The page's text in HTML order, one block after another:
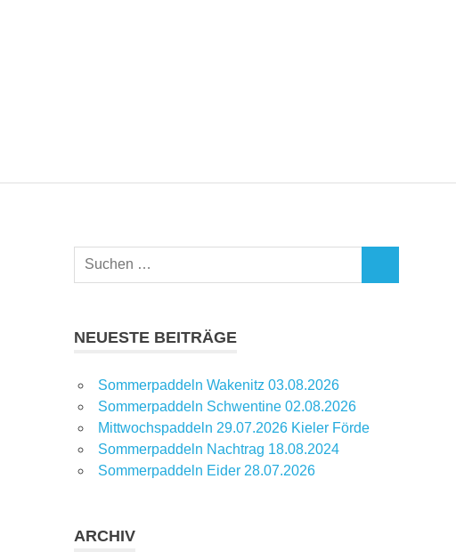
Suchen
NEUESTE BEITRÄGE
Sommerpaddeln Wakenitz 03.08.2026
Sommerpaddeln Schwentine 02.08.2026
Mittwochspaddeln 29.07.2026 Kieler Förde
Sommerpaddeln Nachtrag 18.08.2024
Sommerpaddeln Eider 28.07.2026
ARCHIV